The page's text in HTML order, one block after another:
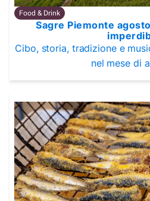
Food & Drink
Sagre Piemonte
Cibo, storia, tradizione e
nel mese di